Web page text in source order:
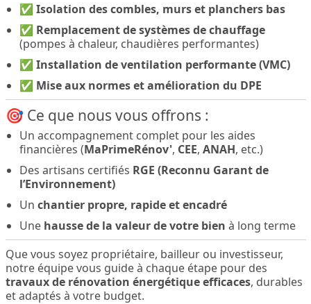
✅ Isolation des combles, murs et planchers bas
✅ Remplacement de systèmes de chauffage
(pompes à chaleur, chaudières performantes)
✅ Installation de ventilation performante (VMC)
✅ Mise aux normes et amélioration du DPE
🎯 Ce que nous vous offrons :
Un accompagnement complet pour les aides
financières (MaPrimeRénov', CEE, ANAH, etc.)
Des artisans certifiés RGE (Reconnu Garant de
l’Environnement)
Un chantier propre, rapide et encadré
Une hausse de la valeur de votre bien à long terme
Que vous soyez propriétaire, bailleur ou investisseur,
notre équipe vous guide à chaque étape pour des
travaux de rénovation énergétique efficaces, durables
et adaptés à votre budget.